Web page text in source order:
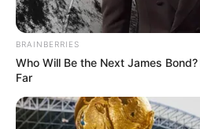
Pick 4 Noche
BRAINBERRIES
Who Will Be the Next James
Far